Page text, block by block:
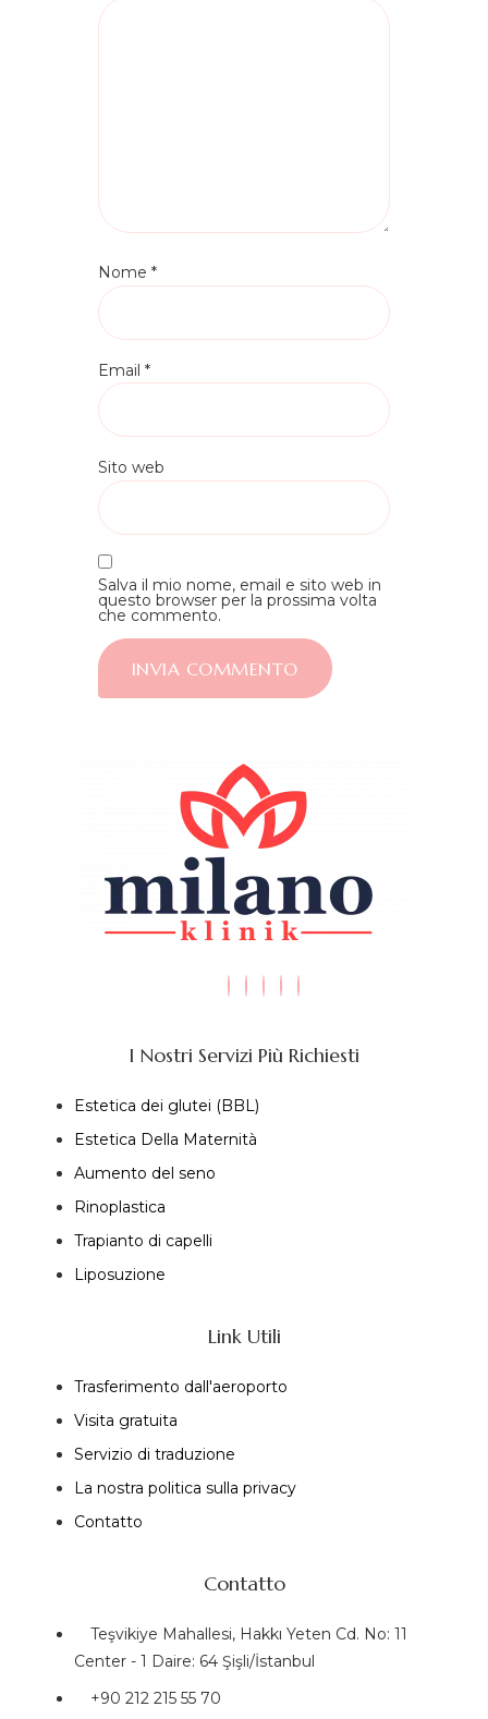
Nome *
Email *
Sito web
Salva il mio nome, email e sito web in
questo browser per la prossima volta
che commento.
I Nostri Servizi Più Richiesti
Estetica dei glutei (BBL)
Estetica Della Maternità
Aumento del seno
Rinoplastica
Trapianto di capelli
Liposuzione
Link Utili
Trasferimento dall'aeroporto
Visita gratuita
Servizio di traduzione
La nostra politica sulla privacy
Contatto
Contatto
Teşvikiye Mahallesi, Hakkı Yeten Cd. No: 11
Center - 1 Daire: 64 Şişli/İstanbul
+90 212 215 55 70